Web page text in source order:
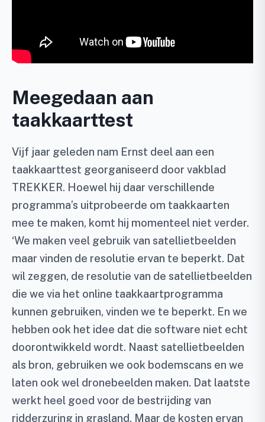
Meegedaan aan
taakkaarttest
Vijf jaar geleden nam Ernst deel aan een
taakkaarttest georganiseerd door vakblad
TREKKER. Hoewel hij daar verschillende
programma’s uitprobeerde om taakkaarten
mee te maken, komt hij momenteel niet verder.
‘We maken veel gebruik van satellietbeelden
maar vinden de resolutie ervan te beperkt. Dat
wil zeggen, de resolutie van de satellietbeelden
die we via het online taakkaartprogramma
kunnen gebruiken, vinden we te beperkt. En we
hebben ook het idee dat die software niet echt
doorontwikkeld wordt. Naast satellietbeelden
als bron, gebruiken we ook bodemscans en we
laten ook wel dronebeelden maken. Dat laatste
werkt heel goed voor de bestrijding van
ridderzuring in grasland. Maar de kosten ervan